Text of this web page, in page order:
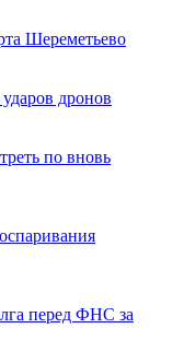
Шереметьево
дронов
по вновь
перед ФНС за